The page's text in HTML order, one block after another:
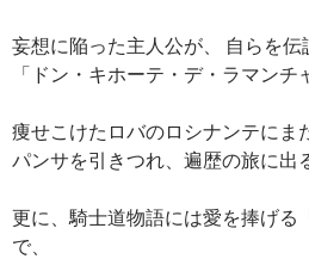
妄想に陥った主人公が、 自らを伝
「ドン・キホーテ・デ・ラマンチ
痩せこけたロバのロシナンテにま
パンサを引きつれ、遍歴の旅に出
更に、騎士道物語には愛を捧げる
で、